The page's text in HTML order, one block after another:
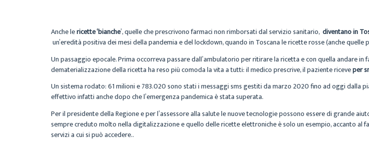
Anche lericette ‘bianche’, quelle che prescrivono farmaci non rimborsati dal servizio sanitario, diventano in
un’eredità positiva dei mesi della pandemia e del lockdown, quando in Toscana le ricette rosse (anche
Un passaggio epocale. Prima occorreva passare dall’ambulatorio per ritirare la ricetta e con quella andare
dematerializzazione della ricetta ha reso più comoda la vita a tutti: il medico prescrive, il paziente riceveper
Un sistema rodato: 61 milioni e 783.020 sono stati i messaggi sms gestiti da marzo 2020 fino ad oggi dalla
effettivo infatti anche dopo che l’emergenza pandemica è stata superata.
Per il presidente della Regione e per l’assessore alla salute le nuove tecnologie possono essere di grande
sempre creduto molto nella digitalizzazione e quello delle ricette elettroniche è solo un esempio, accanto al
servizi a cui si può accedere..